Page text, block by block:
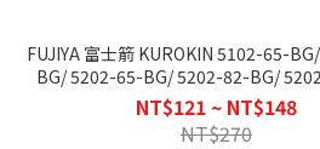
FUJIYA 富士箭 KUROKIN 5102-65-
BG/ 5202-65-BG/ 5202-82-BG/
5302-65-BG/ 5302-110-BG 65/82/
起子頭1/2/3 2入
NT$121 ~ NT$148
NT$270